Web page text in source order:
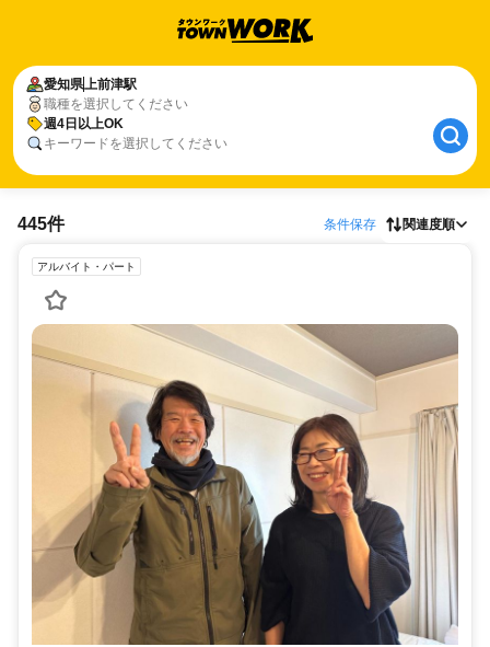
愛知県上前津駅
職種を選択してください
週4日以上OK
キーワードを選択してください
445件 条件保存 関連度順
アルバイト・パート